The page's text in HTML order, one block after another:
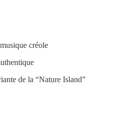
créole
de la “Nature Island”